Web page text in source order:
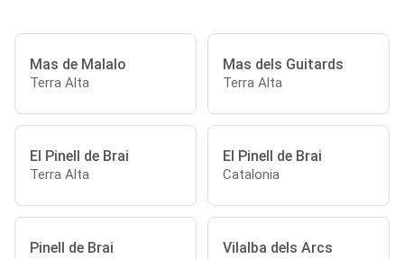
Mas de Malalo
Terra Alta
Mas dels Guitards
Terra Alta
El Pinell de Brai
Terra Alta
El Pinell de Brai
Catalonia
Pinell de Brai Vilalba dels Arcs